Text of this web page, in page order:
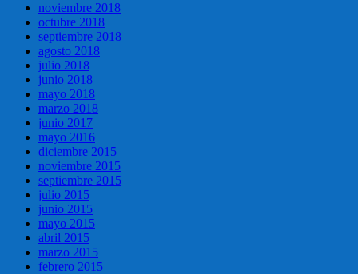
noviembre 2018
octubre 2018
septiembre 2018
agosto 2018
julio 2018
junio 2018
mayo 2018
marzo 2018
junio 2017
mayo 2016
diciembre 2015
noviembre 2015
septiembre 2015
julio 2015
junio 2015
mayo 2015
abril 2015
marzo 2015
febrero 2015